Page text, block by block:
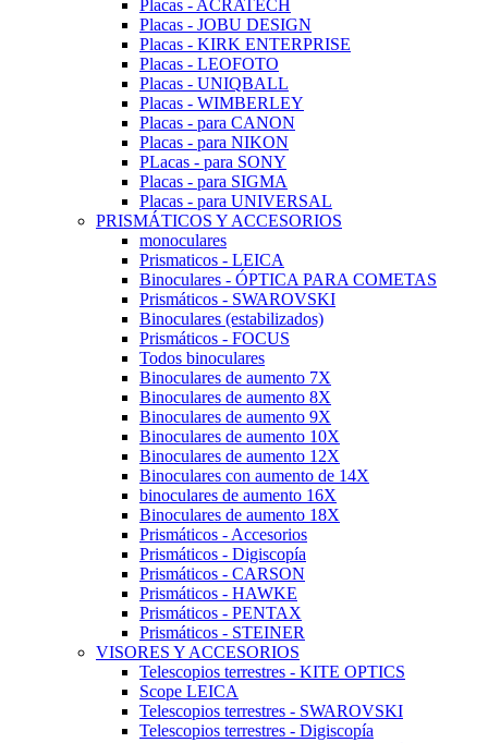
Placas - ACRATECH
Placas - JOBU DESIGN
Placas - KIRK ENTERPRISE
Placas - LEOFOTO
Placas - UNIQBALL
Placas - WIMBERLEY
Placas - para CANON
Placas - para NIKON
PLacas - para SONY
Placas - para SIGMA
Placas - para UNIVERSAL
PRISMÁTICOS Y ACCESORIOS
monoculares
Prismaticos - LEICA
Binoculares - ÓPTICA PARA COMETAS
Prismáticos - SWAROVSKI
Binoculares (estabilizados)
Prismáticos - FOCUS
Todos binoculares
Binoculares de aumento 7X
Binoculares de aumento 8X
Binoculares de aumento 9X
Binoculares de aumento 10X
Binoculares de aumento 12X
Binoculares con aumento de 14X
binoculares de aumento 16X
Binoculares de aumento 18X
Prismáticos - Accesorios
Prismáticos - Digiscopía
Prismáticos - CARSON
Prismáticos - HAWKE
Prismáticos - PENTAX
Prismáticos - STEINER
VISORES Y ACCESORIOS
Telescopios terrestres - KITE OPTICS
Scope LEICA
Telescopios terrestres - SWAROVSKI
Telescopios terrestres - Digiscopía